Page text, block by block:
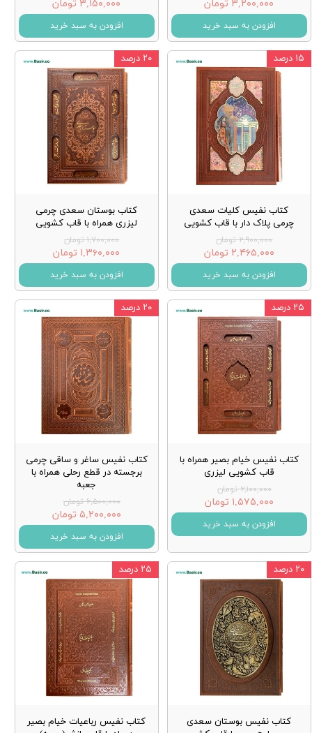
۳,۲۰۰,۰۰۰ تومان
افزودن به سبد خرید
۳,۱۵۰,۰۰۰ تومان
افزودن به سبد خرید
کتاب نفیس کلیات سعدی
چرمی پلاک دار با قاب کشویی
۲,۹۰۰,۰۰۰ تومان
۲,۴۶۵,۰۰۰ تومان
افزودن به سبد خرید
۱۵ درصد
کتاب بوستان سعدی چرمی
لیزری همراه با قاب کشویی
۱,۷۰۰,۰۰۰ تومان
۱,۳۶۰,۰۰۰ تومان
افزودن به سبد خرید
۲۰ درصد
کتاب نفیس خیام بصیر همراه با
قاب کشویی لیزری
۲,۱۰۰,۰۰۰ تومان
۱,۵۷۵,۰۰۰ تومان
افزودن به سبد خرید
۲۵ درصد
کتاب نفیس ساغر و ساقی چرمی
برجسته در قطع رحلی همراه با
جعبه
۶,۵۰۰,۰۰۰ تومان
۵,۲۰۰,۰۰۰ تومان
افزودن به سبد خرید
۲۰ درصد
کتاب نفیس بوستان سعدی
۲۰ درصد
کتاب نفیس رباعیات خیام بصیر
۲۵ درصد